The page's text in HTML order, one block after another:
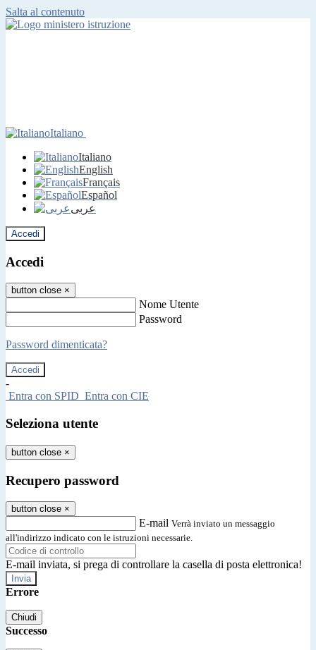
Salta al contenuto
Italiano
Italiano
English
Français
Español
عربى
Accedi
Accedi
button close ×
Nome Utente
Password
Password dimenticata?
-
Entra con SPID Entra con CIE
Seleziona utente
button close ×
Recupero password
button close ×
E-mail Verrà inviato un messaggio
all'indirizzo indicato con le istruzioni necessarie.
E-mail inviata, si prega di controllare la casella di posta elettronica!
Errore
Chiudi
Successo